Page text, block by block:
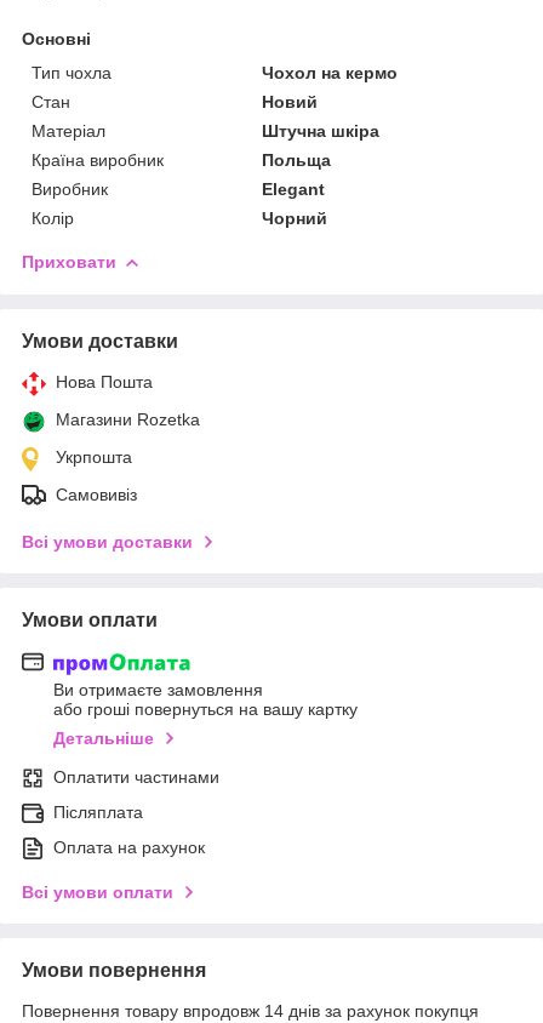
Основні
Тип чохла
Чохол на кермо
Стан
Новий
Матеріал
Штучна шкіра
Країна виробник
Польща
Виробник
Elegant
Колір
Чорний
Приховати
Умови доставки
Нова Пошта
Магазини Rozetka
Укрпошта
Самовивіз
Всі умови доставки
Умови оплати
Ви отримаєте замовлення
або гроші повернуться на вашу картку
Детальніше
Оплатити частинами
Післяплата
Оплата на рахунок
Всі умови оплати
Умови повернення
Повернення товару впродовж 14 днів за рахунок покупця